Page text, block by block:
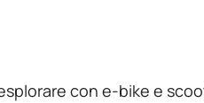
con e-bike e